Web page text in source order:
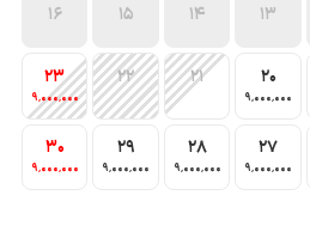
13
14
15
16
20
9٬000٬000
21
22
23
9٬000٬000
27
9٬000٬000
28
9٬000٬000
29
9٬000٬000
30
9٬000٬000